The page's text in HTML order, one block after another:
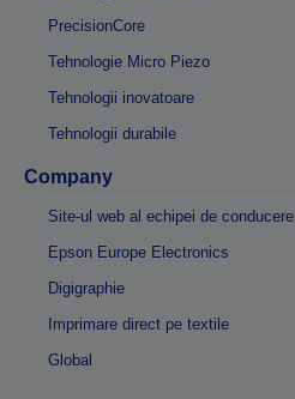
PrecisionCore
Tehnologie Micro Piezo
Tehnologii inovatoare
Tehnologii durabile
Company
Site-ul web al echipei de conducere
Epson Europe Electronics
Digigraphie
Imprimare direct pe textile
Global